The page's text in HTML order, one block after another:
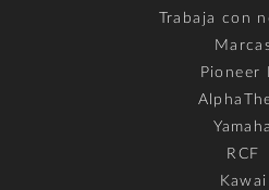
Trabaja con
Pioneer
Yamaha
RCF
Kawai